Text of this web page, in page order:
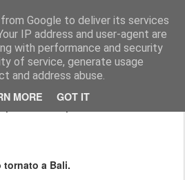
Google to deliver its services
IP address and user-agent are
with performance and security
of service, generate usage
and address abuse.
MORE GOT IT
Sorprendenti
tornato a Bali.